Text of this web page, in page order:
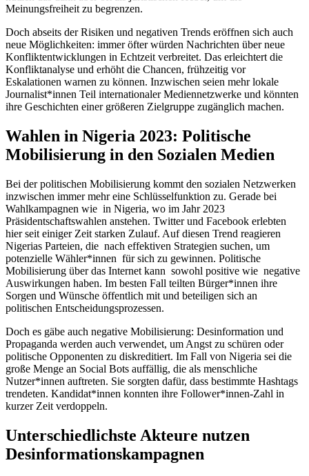
Meinungsfreiheit zu begrenzen.
Doch abseits der Risiken und negativen Trends eröffnen sich auch
neue Möglichkeiten: immer öfter würden Nachrichten über neue
Konfliktentwicklungen in Echtzeit verbreitet. Das erleichtert die
Konfliktanalyse und erhöht die Chancen, frühzeitig vor
Eskalationen warnen zu können. Inzwischen seien mehr lokale
Journalist*innen Teil internationaler Mediennetzwerke und könnten
ihre Geschichten einer größeren Zielgruppe zugänglich machen.
Wahlen in Nigeria 2023: Politische
Mobilisierung in den Sozialen Medien
Bei der politischen Mobilisierung kommt den sozialen Netzwerken
inzwischen immer mehr eine Schlüsselfunktion zu. Gerade bei
Wahlkampagnen wie in Nigeria, wo im Jahr 2023
Präsidentschaftswahlen anstehen. Twitter und Facebook erlebten
hier seit einiger Zeit starken Zulauf. Auf diesen Trend reagieren
Nigerias Parteien, die nach effektiven Strategien suchen, um
potenzielle Wähler*innen für sich zu gewinnen. Politische
Mobilisierung über das Internet kann sowohl positive wie negative
Auswirkungen haben. Im besten Fall teilten Bürger*innen ihre
Sorgen und Wünsche öffentlich mit und beteiligen sich an
politischen Entscheidungsprozessen.
Doch es gäbe auch negative Mobilisierung: Desinformation und
Propaganda werden auch verwendet, um Angst zu schüren oder
politische Opponenten zu diskreditiert. Im Fall von Nigeria sei die
große Menge an Social Bots auffällig, die als menschliche
Nutzer*innen auftreten. Sie sorgten dafür, dass bestimmte Hashtags
trendeten. Kandidat*innen konnten ihre Follower*innen-Zahl in
kurzer Zeit verdoppeln.
Unterschiedlichste Akteure nutzen
Desinformationskampagnen